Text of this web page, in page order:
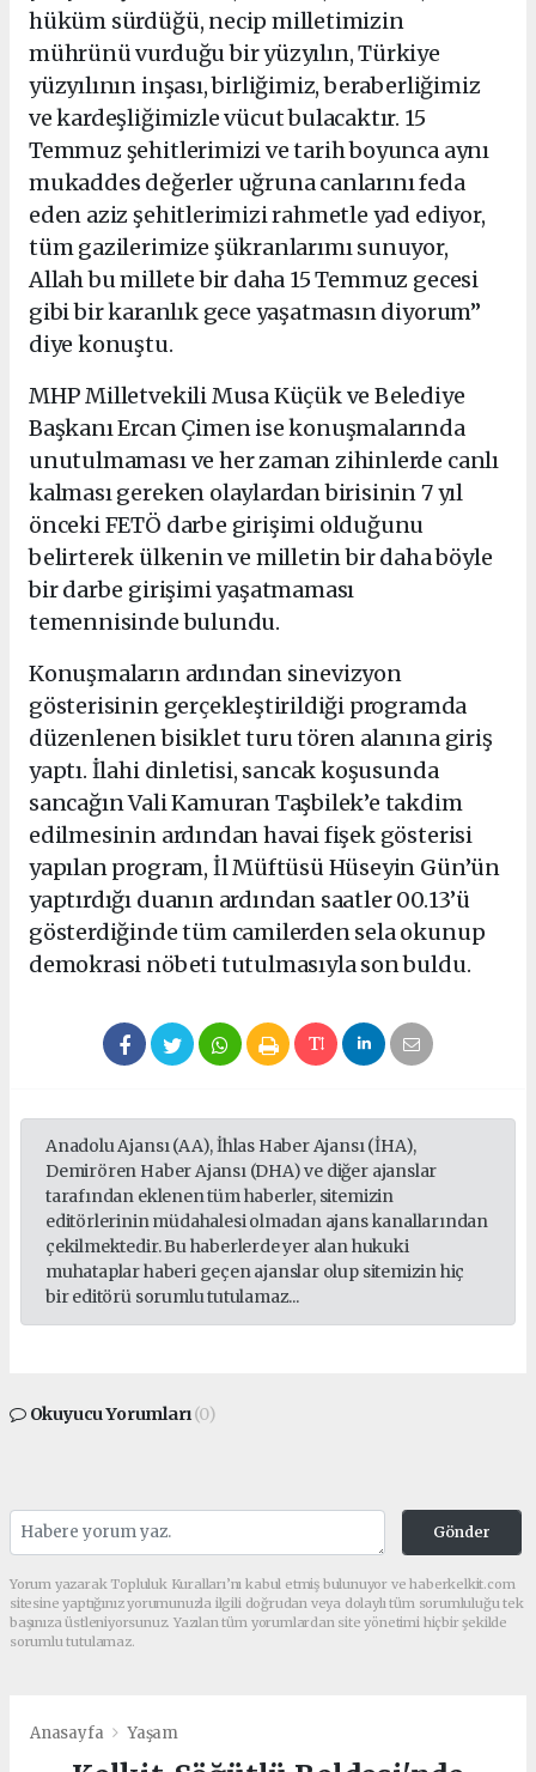
hüküm sürdüğü, necip milletimizin
mührünü vurduğu bir yüzyılın, Türkiye
yüzyılının inşası, birliğimiz, beraberliğimiz
ve kardeşliğimizle vücut bulacaktır. 15
Temmuz şehitlerimizi ve tarih boyunca aynı
mukaddes değerler uğruna canlarını feda
eden aziz şehitlerimizi rahmetle yad ediyor,
tüm gazilerimize şükranlarımı sunuyor,
Allah bu millete bir daha 15 Temmuz gecesi
gibi bir karanlık gece yaşatmasın diyorum”
diye konuştu.
MHP Milletvekili Musa Küçük ve Belediye
Başkanı Ercan Çimen ise konuşmalarında
unutulmaması ve her zaman zihinlerde canlı
kalması gereken olaylardan birisinin 7 yıl
önceki FETÖ darbe girişimi olduğunu
belirterek ülkenin ve milletin bir daha böyle
bir darbe girişimi yaşatmaması
temennisinde bulundu.
Konuşmaların ardından sinevizyon
gösterisinin gerçekleştirildiği programda
düzenlenen bisiklet turu tören alanına giriş
yaptı. İlahi dinletisi, sancak koşusunda
sancağın Vali Kamuran Taşbilek’e takdim
edilmesinin ardından havai fişek gösterisi
yapılan program, İl Müftüsü Hüseyin Gün’ün
yaptırdığı duanın ardından saatler 00.13’ü
gösterdiğinde tüm camilerden sela okunup
demokrasi nöbeti tutulmasıyla son buldu.
Anadolu Ajansı (AA), İhlas Haber Ajansı (İHA),
Demirören Haber Ajansı (DHA) ve diğer ajanslar
tarafından eklenen tüm haberler, sitemizin
editörlerinin müdahalesi olmadan ajans kanallarından
çekilmektedir. Bu haberlerde yer alan hukuki
muhataplar haberi geçen ajanslar olup sitemizin hiç
bir editörü sorumlu tutulamaz...
Okuyucu Yorumları(0)
Gönder
Yorum yazarak Topluluk Kuralları’nı kabul etmiş bulunuyor ve haberkelkit.com
sitesine yaptığınız yorumunuzla ilgili doğrudan veya dolaylı tüm sorumluluğu tek
başınıza üstleniyorsunuz. Yazılan tüm yorumlardan site yönetimi hiçbir şekilde
sorumlu tutulamaz.
Anasayfa Yaşam